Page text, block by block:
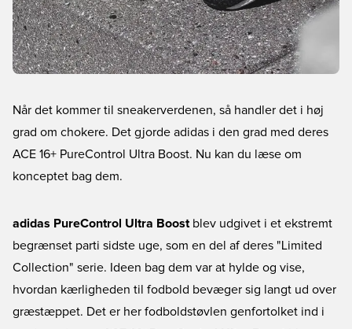
Når det kommer til sneakerverdenen, så handler det i høj
grad om chokere. Det gjorde adidas i den grad med deres
ACE 16+ PureControl Ultra Boost. Nu kan du læse om
konceptet bag dem.
adidas PureControl Ultra Boost blev udgivet i et ekstremt
begrænset parti sidste uge, som en del af deres "Limited
Collection" serie. Ideen bag dem var at hylde og vise,
hvordan kærligheden til fodbold bevæger sig langt ud over
græstæppet. Det er her fodboldstøvlen genfortolket ind i